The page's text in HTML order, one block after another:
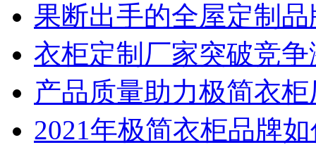
果断出手的全屋定制
衣柜定制厂家突破竞
产品质量助力极简衣
2021年极简衣柜品牌